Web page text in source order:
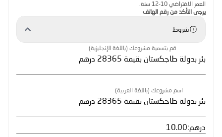
العمر الافتراضي 10-12 سنة.
يرجى التأكد من رقم الهاتف
شروط
قم بتسمية مشروعك (باللغة الإنجليزية)
اسم مشروعك (باللغة العربية)
درهم: